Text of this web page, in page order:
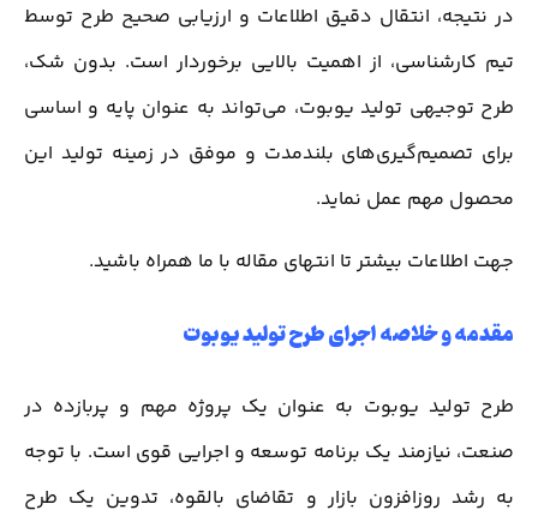
در نتیجه، انتقال دقیق اطلاعات و ارزیابی صحیح طرح توسط
تیم کارشناسی، از اهمیت بالایی برخوردار است. بدون شک،
طرح توجیهی تولید یوبوت، می‌تواند به عنوان پایه و اساسی
برای تصمیم‌گیری‌های بلندمدت و موفق در زمینه تولید این
محصول مهم عمل نماید.
جهت اطلاعات بیشتر تا انتهای مقاله با ما همراه باشید.
مقدمه و خلاصه اجرای طرح تولید یوبوت
طرح تولید یوبوت به عنوان یک پروژه مهم و پربازده در
صنعت، نیازمند یک برنامه توسعه و اجرایی قوی است. با توجه
به رشد روزافزون بازار و تقاضای بالقوه، تدوین یک طرح